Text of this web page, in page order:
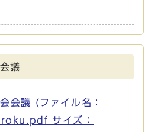
議
会議 (ファイル名：
サイズ：